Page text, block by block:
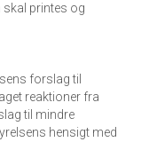
printes og
forslag til
reaktioner fra
til mindre
hensigt med